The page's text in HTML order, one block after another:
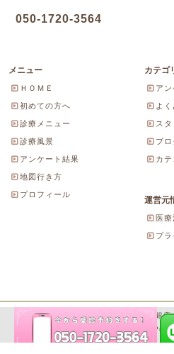
050-1720-3564
メニュー
ＨＯＭＥ
初めての方へ
診療メニュー
診療風景
アンケート結果
地図行き方
プロフィール
カテゴ
ア
よ
ス
ブ
カ
運営元
医
プ
Copyright© 2026 にしやま由美東京銀
Powered by